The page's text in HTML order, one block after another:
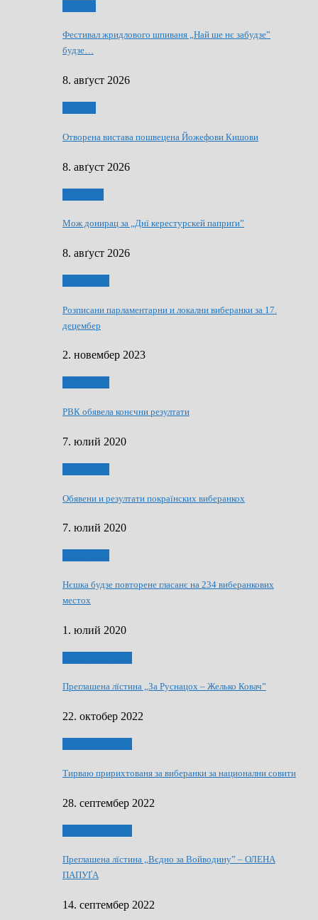
Фестивал жридлового шпиваня „Най ше нє забудзе”
будзе…
8. авґуст 2026
Отворена вистава пошвецена Йожефови Кишови
8. авґуст 2026
Мож донирац за „Днї керестурскей паприґи”
8. авґуст 2026
Розписани парламентарни и локални виберанки за 17.
децембер
2. новембер 2023
РВК обявела конєчни резултати
7. юлий 2020
Обявени и резултати покраїнских виберанкох
7. юлий 2020
Нєшка будзе повторене гласанє на 234 виберанкових
местох
1. юлий 2020
Преглашена лїстина „За Руснацох – Желько Ковач”
22. октобер 2022
Тирваю пририхтованя за виберанки за национални совити
28. септембер 2022
Преглашена лїстина „Вєдно за Войводину” – ОЛЕНА
ПАПУҐА
14. септембер 2022